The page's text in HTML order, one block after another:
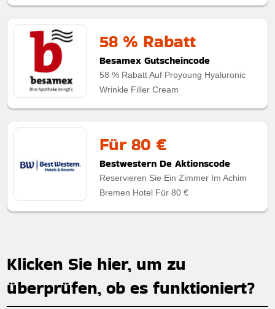
58 % Rabatt
Besamex Gutscheincode
58 % Rabatt Auf Proyoung Hyaluronic
Wrinkle Filler Cream
Für 80 €
Bestwestern De Aktionscode
Reservieren Sie Ein Zimmer Im Achim
Bremen Hotel Für 80 €
Klicken Sie hier, um zu
überprüfen, ob es funktioniert?